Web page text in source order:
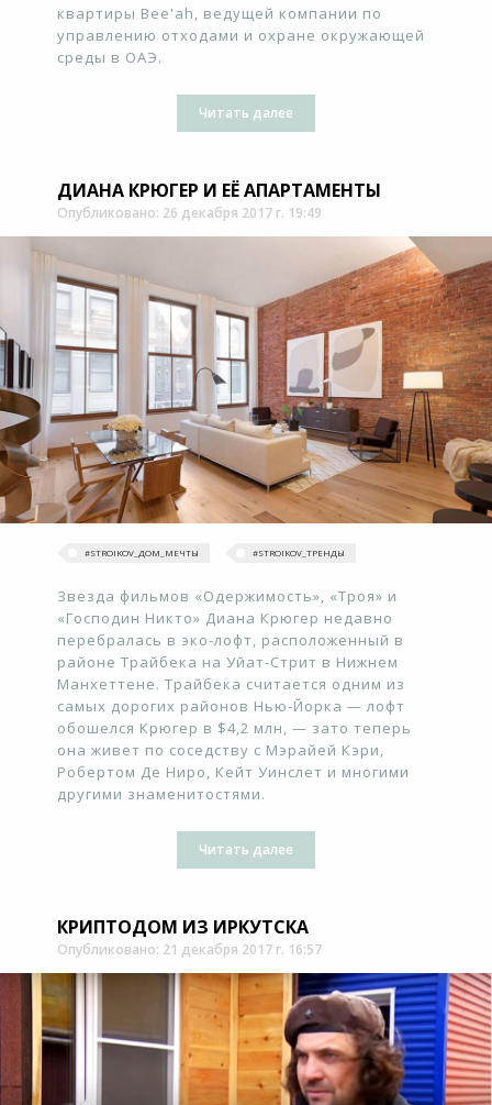
квартиры Bee'ah, ведущей компании по
управлению отходами и охране окружающей
среды в ОАЭ.
Читать далее
ДИАНА КРЮГЕР И ЕЁ АПАРТАМЕНТЫ
Опубликовано: 26 декабря 2017 г. 19:49
#‎STROIKOV_ДОМ_МЕЧТЫ‬ #‎STROIKOV_ТРЕНДЫ‬
Звезда фильмов «Одержимость», «Троя» и
«Господин Никто» Диана Крюгер недавно
перебралась в эко-лофт, расположенный в
районе Трайбека на Уйат-Стрит в Нижнем
Манхеттене. Трайбека считается одним из
самых дорогих районов Нью-Йорка — лофт
обошелся Крюгер в $4,2 млн, — зато теперь
она живет по соседству с Мэрайей Кэри,
Робертом Де Ниро, Кейт Уинслет и многими
другими знаменитостями.
Читать далее
КРИПТОДОМ ИЗ ИРКУТСКА
Опубликовано: 21 декабря 2017 г. 16:57